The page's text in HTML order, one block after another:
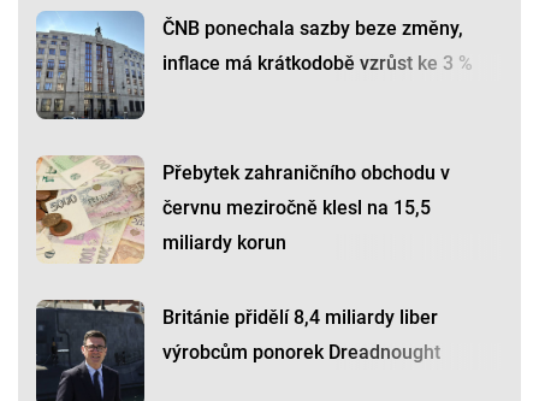
ČNB ponechala sazby beze změny,
inflace má krátkodobě vzrůst ke 3 %
Přebytek zahraničního obchodu v
červnu meziročně klesl na 15,5
miliardy korun
Británie přidělí 8,4 miliardy liber
výrobcům ponorek Dreadnought